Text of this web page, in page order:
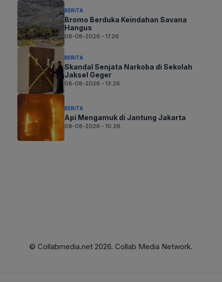
BERITA
Bromo Berduka Keindahan Savana
Hangus
08-08-2026 - 17.26
BERITA
Skandal Senjata Narkoba di Sekolah
Jaksel Geger
08-08-2026 - 13.26
BERITA
Api Mengamuk di Jantung Jakarta
08-08-2026 - 10.26
© Collabmedia.net 2026. Collab Media Network.